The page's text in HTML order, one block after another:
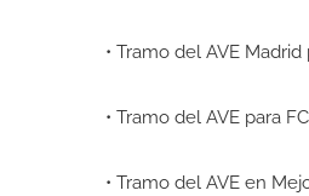
• Tramo del AVE
• Tramo del AVE para
• Tramo del AVE en